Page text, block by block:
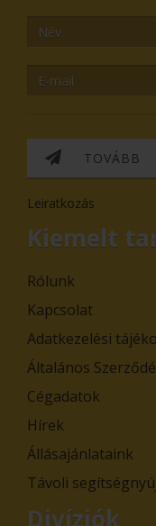
TOVÁBB
Leiratkozás
Kiemelt
Rólunk
Kapcsolat
Adatkezelési
Általános
Cégadatok
Hírek
Állásajánlataink
Távoli
Divíziók